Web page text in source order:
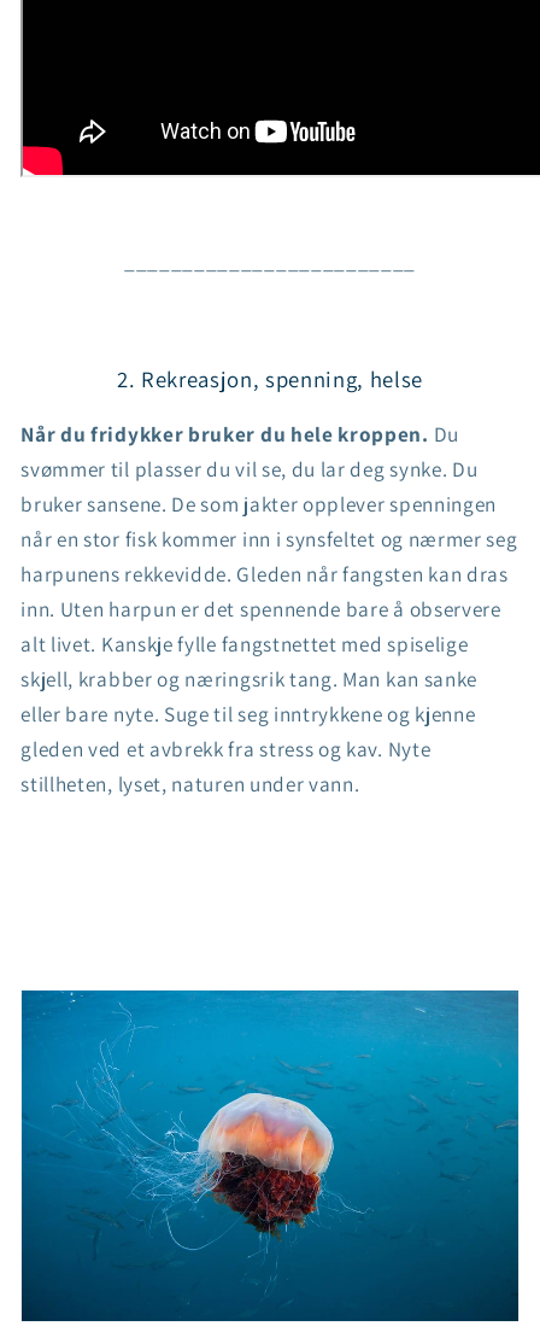
2. Rekreasjon, spenning, helse
Når du fridykker bruker du hele kroppen. Du
svømmer til plasser du vil se, du lar deg synke. Du
bruker sansene. De som jakter opplever spenningen
når en stor fisk kommer inn i synsfeltet og nærmer seg
harpunens rekkevidde. Gleden når fangsten kan dras
inn. Uten harpun er det spennende bare å observere
alt livet. Kanskje fylle fangstnettet med spiselige
skjell, krabber og næringsrik tang. Man kan sanke
eller bare nyte. Suge til seg inntrykkene og kjenne
gleden ved et avbrekk fra stress og kav. Nyte
stillheten, lyset, naturen under vann.